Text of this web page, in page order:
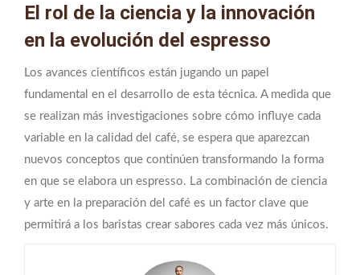
El rol de la ciencia y la innovación
en la evolución del espresso
Los avances científicos están jugando un papel
fundamental en el desarrollo de esta técnica. A medida que
se realizan más investigaciones sobre cómo influye cada
variable en la calidad del café, se espera que aparezcan
nuevos conceptos que continúen transformando la forma
en que se elabora un espresso. La combinación de ciencia
y arte en la preparación del café es un factor clave que
permitirá a los baristas crear sabores cada vez más únicos.